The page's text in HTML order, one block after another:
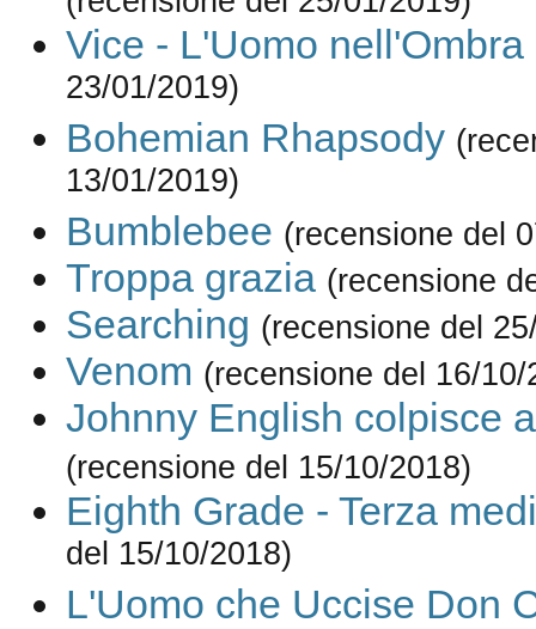
Vice - L'Uomo nell'Ombra
23/01/2019)
Bohemian Rhapsody
13/01/2019)
Bumblebee (recensione del
Troppa grazia (recensione
Searching (recensione del
Venom (recensione del 16/10/
Johnny English colpisce
(recensione del 15/10/2018)
Eighth Grade - Terza
del 15/10/2018)
L'Uomo che Uccise Don